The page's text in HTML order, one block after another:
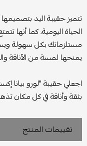
تتميز حقيبة اليد
الحياة اليومية، كما أنها
مستلزماتك بكل سهولة ويسر.
يمنحها لمسة من الأناقة
اجعلي حقيبة "لورو بيانا
بثقة وأناقة في كل مكان
تقييمات المنتج